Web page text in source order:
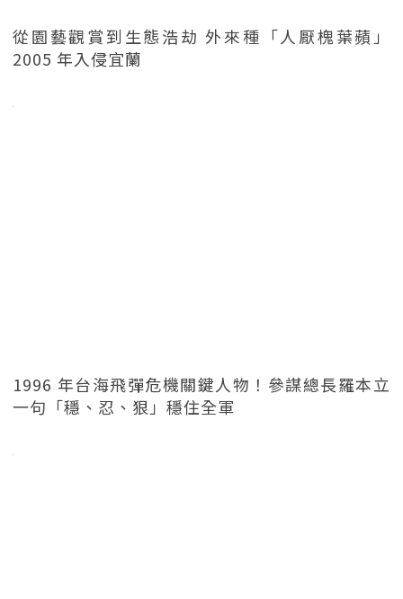
從園藝觀賞到生態浩劫 外來種「人厭槐葉蘋」
2005 年入侵宜蘭
1996 年台海飛彈危機關鍵人物！參謀總長羅本立
一句「穩、忍、狠」穩住全軍